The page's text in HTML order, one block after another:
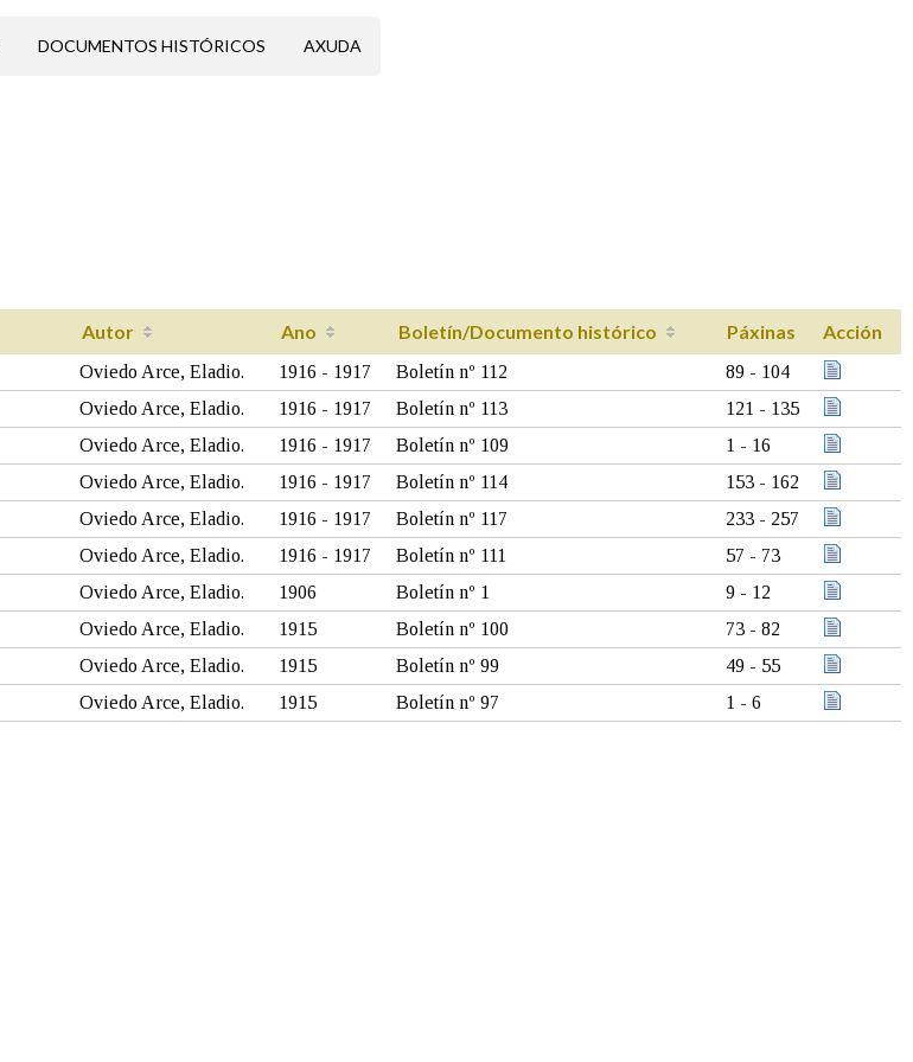
DOCUMENTOS HISTÓRICOS AXUDA
Autor Ano Boletín/Documento histórico Páxinas Acción
Oviedo Arce, Eladio. 1916 - 1917 Boletín nº 112
89 - 104
Oviedo Arce, Eladio. 1916 - 1917 Boletín nº 113
121 - 135
Oviedo Arce, Eladio. 1916 - 1917 Boletín nº 109
1 - 16
Oviedo Arce, Eladio. 1916 - 1917 Boletín nº 114
153 - 162
Oviedo Arce, Eladio. 1916 - 1917 Boletín nº 117
233 - 257
Oviedo Arce, Eladio. 1916 - 1917 Boletín nº 111
57 - 73
Oviedo Arce, Eladio. 1906 Boletín nº 1
9 - 12
Oviedo Arce, Eladio. 1915 Boletín nº 100
73 - 82
Oviedo Arce, Eladio. 1915 Boletín nº 99
49 - 55
Oviedo Arce, Eladio. 1915 Boletín nº 97 1 - 6